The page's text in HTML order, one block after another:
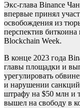
Экс-глава Binance
впервые принял
освобождения из
перспектив
Blockchain Week.
В конце 2023 года
главы площадки и
урегулировать
и нарушении
штрафу на $50 млн и
вышел на свободу в